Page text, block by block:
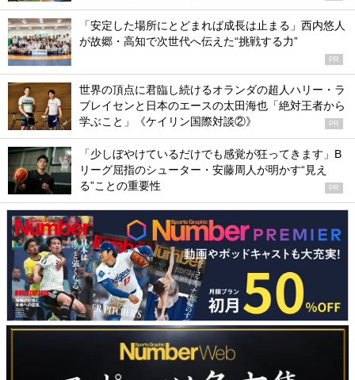
「安定した場所にとどまれば成長は止まる」西内悠人
が故郷・高知で次世代へ伝えた“挑戦する力”
PR
世界の頂点に君臨し続けるオランダの超人ハリー・ラ
ブレイセンと日本のエースの太田海也「絶対王者から
学ぶこと」《ケイリン国際対談②》
PR
「少しぼやけているだけでも感覚が狂ってきます」B
リーグ屈指のシューター・安藤周人が明かす“見え
る”ことの重要性
PR